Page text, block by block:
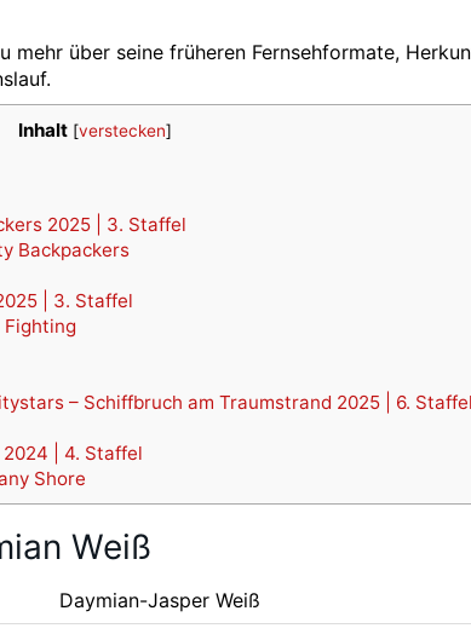
mehr über seine früheren Fernsehformate,
Inhalt [verstecken]
2025 | 3. Staffel
Backpackers
| 3. Staffel
Fighting
– Schiffbruch am Traumstrand 2025 | 6. Staffel
| 4. Staffel
Shore
Weiß
Daymian-Jasper Weiß